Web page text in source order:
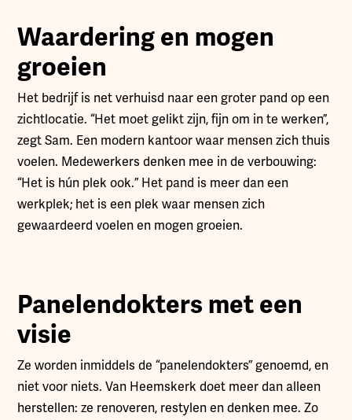
Waardering en mogen
groeien
Het bedrijf is net verhuisd naar een groter pand op een
zichtlocatie. “Het moet gelikt zijn, fijn om in te werken”,
zegt Sam. Een modern kantoor waar mensen zich thuis
voelen. Medewerkers denken mee in de verbouwing:
“Het is hún plek ook.” Het pand is meer dan een
werkplek; het is een plek waar mensen zich
gewaardeerd voelen en mogen groeien.
Panelendokters met een
visie
Ze worden inmiddels de “panelendokters” genoemd, en
niet voor niets. Van Heemskerk doet meer dan alleen
herstellen: ze renoveren, restylen en denken mee. Zo